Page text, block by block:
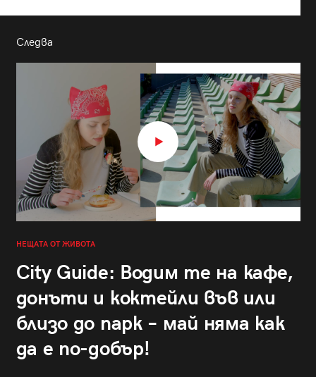
Следва
НЕЩАТА ОТ ЖИВОТА
City Guide: Водим те на кафе,
донъти и коктейли във или
близо до парк – май няма как
да е по-добър!